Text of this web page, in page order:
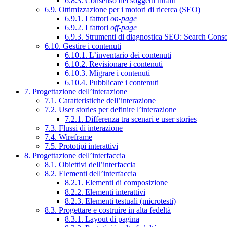
6.9. Ottimizzazione per i motori di ricerca (SEO)
6.9.1. I fattori on-page
6.9.2. I fattori off-page
6.9.3. Strumenti di diagnostica SEO: Search
6.10. Gestire i contenuti
6.10.1. L’inventario dei contenuti
6.10.2. Revisionare i contenuti
6.10.3. Migrare i contenuti
6.10.4. Pubblicare i contenuti
7. Progettazione dell’interazione
7.1. Caratteristiche dell’interazione
7.2. User stories per definire l’interazione
7.2.1. Differenza tra scenari e user stories
7.3. Flussi di interazione
7.4. Wireframe
7.5. Prototipi interattivi
8. Progettazione dell’interfaccia
8.1. Obiettivi dell’interfaccia
8.2. Elementi dell’interfaccia
8.2.1. Elementi di composizione
8.2.2. Elementi interattivi
8.2.3. Elementi testuali (microtesti)
8.3. Progettare e costruire in alta fedeltà
8.3.1. Layout di pagina